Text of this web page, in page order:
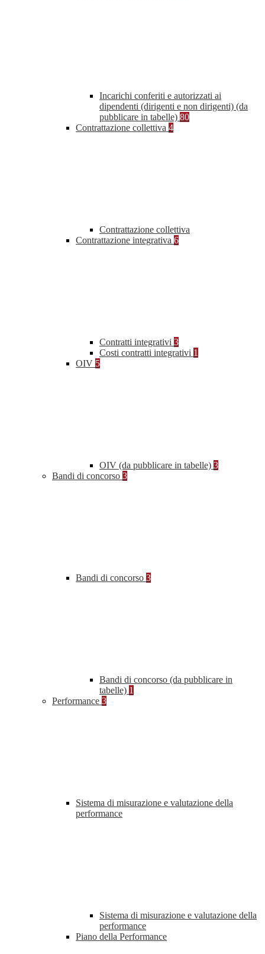
Incarichi conferiti e autorizzati ai
dipendenti (dirigenti e non dirigenti) (da
pubblicare in tabelle) 80
Contrattazione collettiva 4
Contrattazione collettiva
Contrattazione integrativa 6
Contratti integrativi 3
Costi contratti integrativi 1
OIV 5
OIV (da pubblicare in tabelle) 3
Bandi di concorso 3
Bandi di concorso 3
Bandi di concorso (da pubblicare in
tabelle) 1
Performance 3
Sistema di misurazione e valutazione della
performance
Sistema di misurazione e valutazione della
performance
Piano della Performance